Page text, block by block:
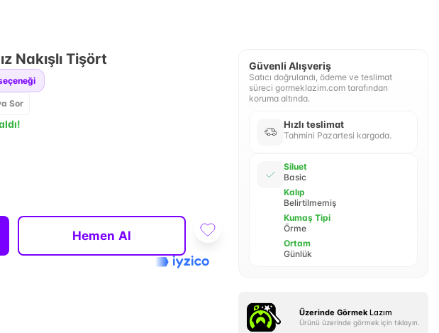
Nakışlı Tişört
Sor
Hemen Al
Güvenli Alışveriş
Satıcı doğrulandı, ödeme ve teslimat
süreci gormeklazim.com tarafından
koruma altında.
Hızlı teslimat
Tahmini Pazartesi kargoda.
Siluet
Basic
Kalıp
Belirtilmemiş
Kumaş Tipi
Örme
Ortam
Günlük
Üzerinde Görmek Lazım
Ürünü üzerinde görmek için tıklayın.